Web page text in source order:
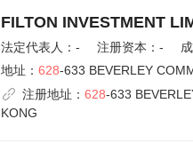
FILTON INVESTMENT
法定代表人： - 注册资本：-
地址： 628-633 BEVERLEY
注册地址： 628-633
KONG